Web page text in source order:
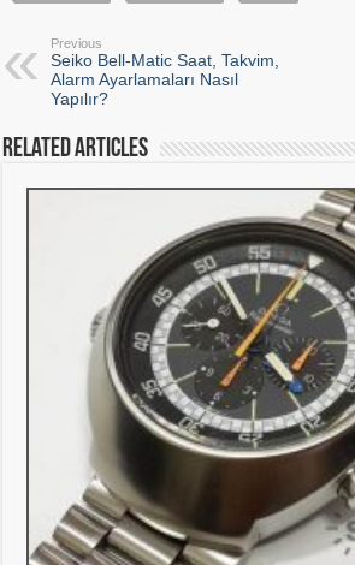
Previous
Seiko Bell-Matic Saat, Takvim,
Alarm Ayarlamaları Nasıl
Yapılır?
Related Articles